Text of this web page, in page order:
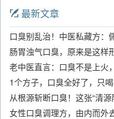
最新文章
口臭别乱治！中医私藏方：
肠胃浊气口臭，原来是这样
老中医直言：口臭不是上火
1个方子，口臭全好了，只喝
女性口臭调理方，由内而外